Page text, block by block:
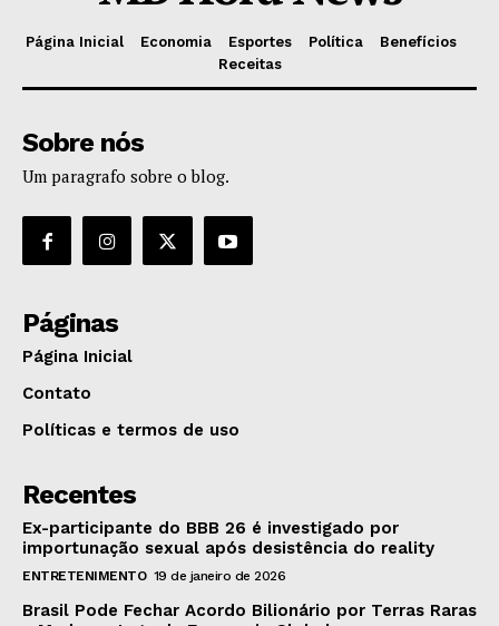
Página Inicial Economia Esportes Política
Benefícios
Receitas
Sobre nós
Um paragrafo sobre o blog.
Páginas
Página Inicial
Contato
Políticas e termos de uso
Recentes
Ex-participante do BBB 26 é investigado por
importunação sexual após desistência do reality
ENTRETENIMENTO 19 de janeiro de 2026
Brasil Pode Fechar Acordo Bilionário por Terras Raras